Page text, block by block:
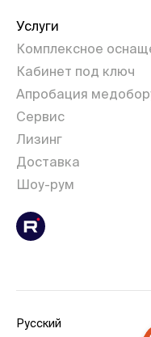
Услуги
Комплексное
Кабинет под ключ
Апробация
Сервис
Лизинг
Доставка
Шоу-рум
Русский